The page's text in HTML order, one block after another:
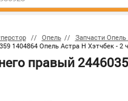
Опель
Запчасти
1404864 Опель Астра H Хэтчбек - 2
правый